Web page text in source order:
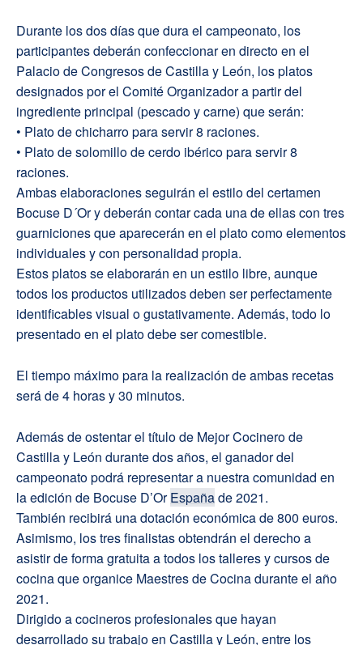
Durante los dos días que dura el campeonato, los
participantes deberán confeccionar en directo en el
Palacio de Congresos de Castilla y León, los platos
designados por el Comité Organizador a partir del
ingrediente principal (pescado y carne) que serán:
• Plato de chicharro para servir 8 raciones.
• Plato de solomillo de cerdo ibérico para servir 8
raciones.
Ambas elaboraciones seguirán el estilo del certamen
Bocuse D´Or y deberán contar cada una de ellas con tres
guarniciones que aparecerán en el plato como elementos
individuales y con personalidad propia.
Estos platos se elaborarán en un estilo libre, aunque
todos los productos utilizados deben ser perfectamente
identificables visual o gustativamente. Además, todo lo
presentado en el plato debe ser comestible.
El tiempo máximo para la realización de ambas recetas
será de 4 horas y 30 minutos.
Además de ostentar el título de Mejor Cocinero de
Castilla y León durante dos años, el ganador del
campeonato podrá representar a nuestra comunidad en
la edición de Bocuse D’OrEspañade 2021.
También recibirá una dotación económica de 800 euros.
Asimismo, los tres finalistas obtendrán el derecho a
asistir de forma gratuita a todos los talleres y cursos de
cocina que organice Maestres de Cocina durante el año
2021.
Dirigido a cocineros profesionales que hayan
desarrollado su trabajo en Castilla y León, entre los